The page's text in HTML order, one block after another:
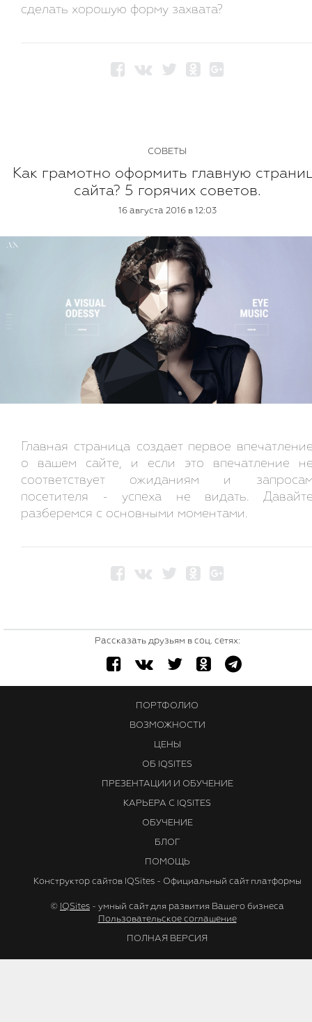
сделать хорошую форму захвата?
СОВЕТЫ
Как грамотно оформить главную
сайта? 5 горячих советов.
16 августа 2016 в 12:03
Главная страница создает первое
о вашем сайте, и если это впечатление
соответствует ожиданиям и
посетителя - успеха не видать.
разберемся с основными моментами.
Рассказать друзьям в соц. сетях:
ПОРТФОЛИО
ВОЗМОЖНОСТИ
ЦЕНЫ
ОБ IQSITES
ПРЕЗЕНТАЦИИ И ОБУЧЕНИЕ
КАРЬЕРА С IQSITES
ОБУЧЕНИЕ
БЛОГ
ПОМОЩЬ
Конструктор сайтов IQSites - Официальный сайт платформы
© IQSites - умный сайт для развития Вашего бизнеса
Пользовательское соглашение
ПОЛНАЯ ВЕРСИЯ